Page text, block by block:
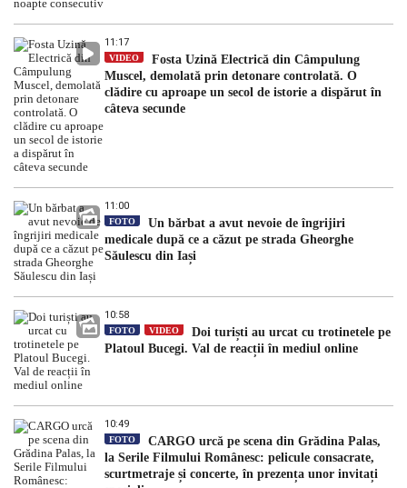
11:17
VIDEO
Fosta Uzină Electrică din Câmpulung
Muscel, demolată prin detonare controlată. O
clădire cu aproape un secol de istorie a dispărut în
câteva secunde
11:00
FOTO
Un bărbat a avut nevoie de îngrijiri
medicale după ce a căzut pe strada Gheorghe
Săulescu din Iași
10:58
FOTO VIDEO
Doi turiști au urcat cu trotinetele pe
Platoul Bucegi. Val de reacții în mediul online
10:49
FOTO
CARGO urcă pe scena din Grădina Palas,
la Serile Filmului Românesc: pelicule consacrate,
scurtmetraje și concerte, în prezența unor invitați